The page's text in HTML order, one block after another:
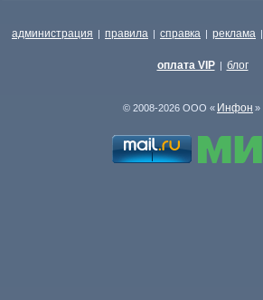
администрация | правила | справка | реклама |
оплата VIP | блог
© 2008-2026 ООО « Инфон »